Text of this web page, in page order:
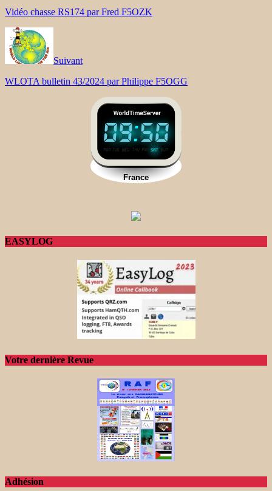
Vidéo chasse RS174 par Fred F5OZK
Suivant
WLOTA bulletin 43/2024 par Philippe F5OGG
EASYLOG
Votre dernière Revue
Adhésion